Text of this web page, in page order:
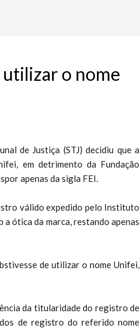
o nome
de Justiça (STJ) decidiu que a
em detrimento da Fundação
apenas da sigla FEI.
válido expedido pelo Instituto
ótica da marca, restando apenas
de utilizar o nome Unifei,
da titularidade do registro de
de registro do referido nome